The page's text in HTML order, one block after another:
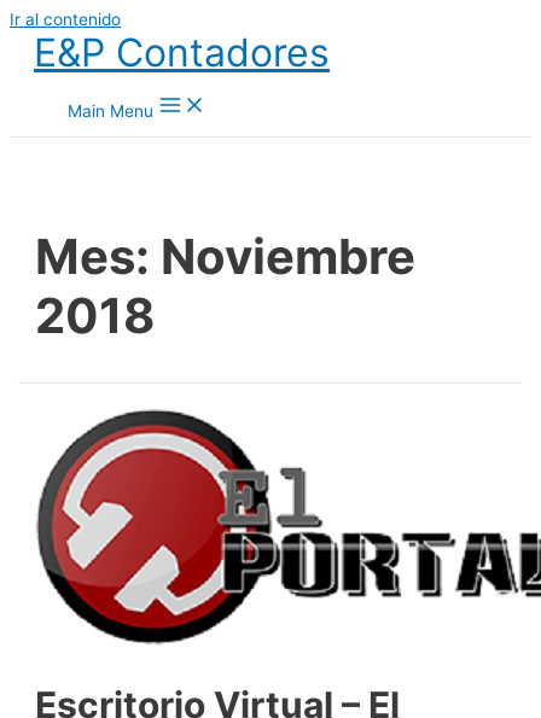
Ir al contenido
E&P Contadores
Main Menu
Mes: Noviembre
2018
Escritorio Virtual – El